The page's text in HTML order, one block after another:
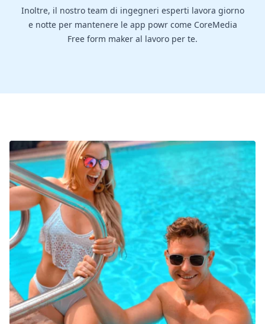
Inoltre, il nostro team di ingegneri esperti lavora giorno
e notte per mantenere le app powr come CoreMedia
Free form maker al lavoro per te.